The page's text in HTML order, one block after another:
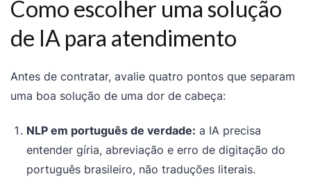
Como escolher uma solução
de IA para atendimento
Antes de contratar, avalie quatro pontos que separam
uma boa solução de uma dor de cabeça:
NLP em português de verdade: a IA precisa
entender gíria, abreviação e erro de digitação do
português brasileiro, não traduções literais.